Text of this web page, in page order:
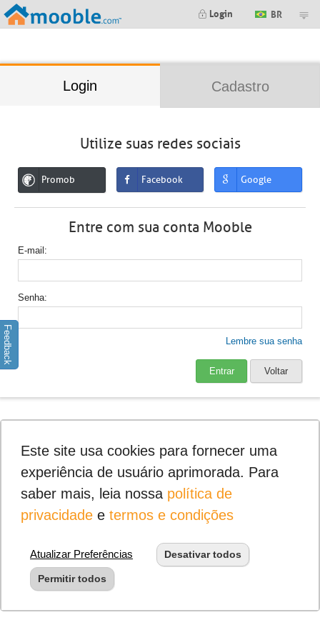
Login BR
Login Cadastro
Utilize suas redes sociais
Promob Facebook Google
Entre com sua conta Mooble
E-mail
Senha
Lembre sua senha
Entrar Voltar
Feedback
Este site usa cookies para fornecer uma
experiência de usuário aprimorada. Para
saber mais, leia nossa política de
privacidadee termos e condições
Atualizar Preferências Desativar todos
Permitir todos